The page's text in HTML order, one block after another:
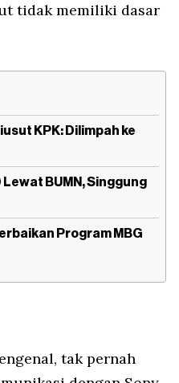
tidak memiliki dasar
KPK: Dilimpah ke
Lewat BUMN, Singgung
Program MBG
tak pernah